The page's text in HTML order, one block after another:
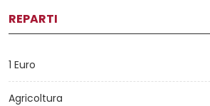
REPARTI
1 Euro
Agricoltura